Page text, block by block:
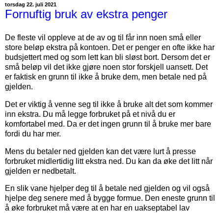
torsdag 22. juli 2021
Fornuftig bruk av ekstra penger
De fleste vil oppleve at de av og til får inn noen små eller
store beløp ekstra på kontoen. Det er penger en ofte ikke har
budsjettert med og som lett kan bli sløst bort. Dersom det er
små beløp vil det ikke gjøre noen stor forskjell uansett. Det
er faktisk en grunn til ikke å bruke dem, men betale ned på
gjelden.
Det er viktig å venne seg til ikke å bruke alt det som kommer
inn ekstra. Du må legge forbruket på et nivå du er
komfortabel med. Da er det ingen grunn til å bruke mer bare
fordi du har mer.
Mens du betaler ned gjelden kan det være lurt å presse
forbruket midlertidig litt ekstra ned. Du kan da øke det litt når
gjelden er nedbetalt.
En slik vane hjelper deg til å betale ned gjelden og vil også
hjelpe deg senere med å bygge formue. Den eneste grunn til
å øke forbruket må være at en har en uakseptabel lav